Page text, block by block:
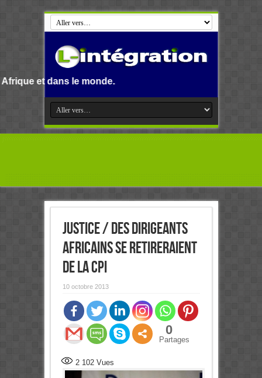
le monde.
Justice / Des dirigeants
africains se retireraient
de la CPI
10 octobre 2013
0
Partages
2 102Vues